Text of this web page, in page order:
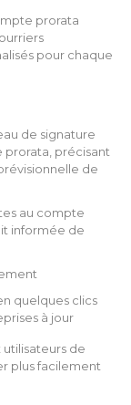
prorata
pour chaque
de signature
précisant
de
au compte
informée de
quelques clics
à jour
de
plus facilement